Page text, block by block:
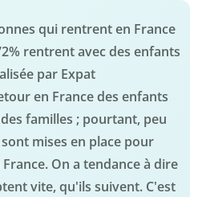
qui rentrent en France
rentrent avec des enfants
par Expat
en France des enfants
familles ; pourtant, peu
mises en place pour
On a tendance à dire
vite, qu'ils suivent. C'est